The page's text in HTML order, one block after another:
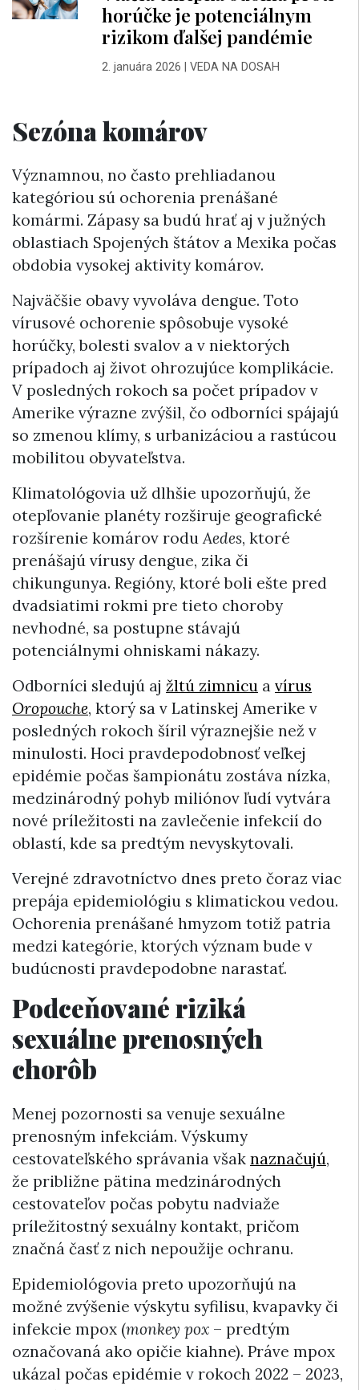
horúčke je potenciálnym
rizikom ďalšej pandémie
2. januára 2026 VEDA NA DOSAH
Sezóna komárov
Významnou, no často prehliadanou
kategóriou sú ochorenia prenášané
komármi. Zápasy sa budú hrať aj v južných
oblastiach Spojených štátov a Mexika počas
obdobia vysokej aktivity komárov.
Najväčšie obavy vyvoláva dengue. Toto
vírusové ochorenie spôsobuje vysoké
horúčky, bolesti svalov a v niektorých
prípadoch aj život ohrozujúce komplikácie.
V posledných rokoch sa počet prípadov v
Amerike výrazne zvýšil, čo odborníci spájajú
so zmenou klímy, s urbanizáciou a rastúcou
mobilitou obyvateľstva.
Klimatológovia už dlhšie upozorňujú, že
otepľovanie planéty rozširuje geografické
rozšírenie komárov roduAedes, ktoré
prenášajú vírusy dengue, zika či
chikungunya. Regióny, ktoré boli ešte pred
dvadsiatimi rokmi pre tieto choroby
nevhodné, sa postupne stávajú
potenciálnymi ohniskami nákazy.
Odborníci sledujú aj žltú zimnicu a vírus
Oropouche, ktorý sa v Latinskej Amerike v
posledných rokoch šíril výraznejšie než v
minulosti. Hoci pravdepodobnosť veľkej
epidémie počas šampionátu zostáva nízka,
medzinárodný pohyb miliónov ľudí vytvára
nové príležitosti na zavlečenie infekcií do
oblastí, kde sa predtým nevyskytovali.
Verejné zdravotníctvo dnes preto čoraz viac
prepája epidemiológiu s klimatickou vedou.
Ochorenia prenášané hmyzom totiž patria
medzi kategórie, ktorých význam bude v
budúcnosti pravdepodobne narastať.
Podceňované riziká
sexuálne prenosných
chorôb
Menej pozornosti sa venuje sexuálne
prenosným infekciám. Výskumy
cestovateľského správania však naznačujú,
že približne pätina medzinárodných
cestovateľov počas pobytu nadviaže
príležitostný sexuálny kontakt, pričom
značná časť z nich nepoužije ochranu.
Epidemiológovia preto upozorňujú na
možné zvýšenie výskytu syfilisu, kvapavky či
infekcie mpox (monkey pox – predtým
označovaná ako opičie kiahne). Práve mpox
ukázal počas epidémie v rokoch 2022 – 2023,